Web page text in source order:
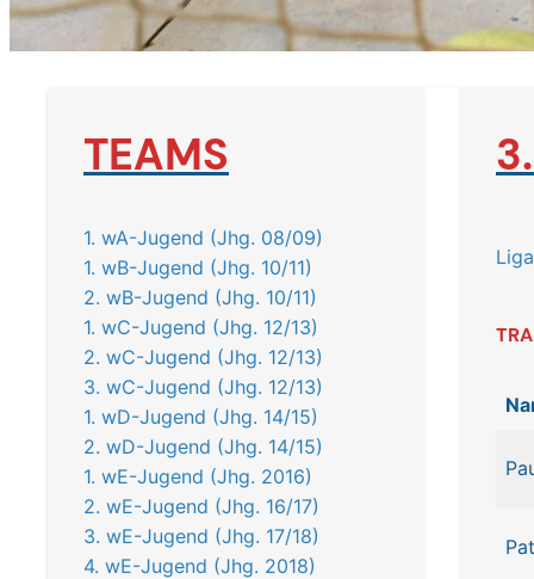
TEAMS
1. wA-Jugend (Jhg. 08/09)
1. wB-Jugend (Jhg. 10/11)
2. wB-Jugend (Jhg. 10/11)
1. wC-Jugend (Jhg. 12/13)
2. wC-Jugend (Jhg. 12/13)
3. wC-Jugend (Jhg. 12/13)
1. wD-Jugend (Jhg. 14/15)
2. wD-Jugend (Jhg. 14/15)
1. wE-Jugend (Jhg. 2016)
2. wE-Jugend (Jhg. 16/17)
3. wE-Jugend (Jhg. 17/18)
4. wE-Jugend (Jhg. 2018)